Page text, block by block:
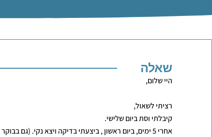
שאלה
היי שלום,
רציתי לשאול,
קיבלתי וסת ביום שלישי.
אחרי 5 ימים, ביום ראשון , ביצעתי בדיקה ויצא נקי. (גם בבוקר וגם בערב)